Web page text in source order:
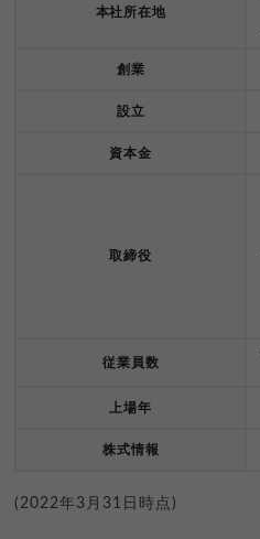
本社所在地
創業
設立
資本金
取締役
従業員数
上場年
株式情報
(2022年3月31日時点)